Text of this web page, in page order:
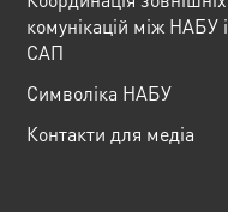
комунікацій між НАБУ і
САП
Cимволіка НАБУ
Контакти для медіа